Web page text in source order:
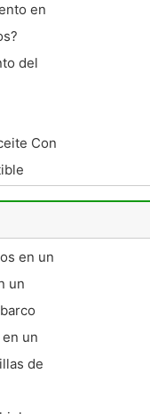
en
del
Con
en un
un
un
de